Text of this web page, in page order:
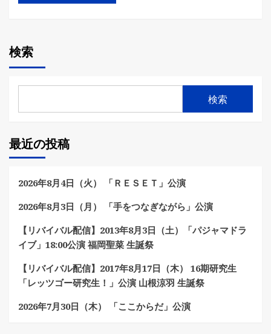
検索
検索
最近の投稿
2026年8月4日（火） 「ＲＥＳＥＴ」公演
2026年8月3日（月） 「手をつなぎながら」公演
【リバイバル配信】2013年8月3日（土）「パジャマドラ
イブ」18:00公演 福岡聖菜 生誕祭
【リバイバル配信】2017年8月17日（木） 16期研究生
「レッツゴー研究生！」公演 山根涼羽 生誕祭
2026年7月30日（木） 「ここからだ」公演